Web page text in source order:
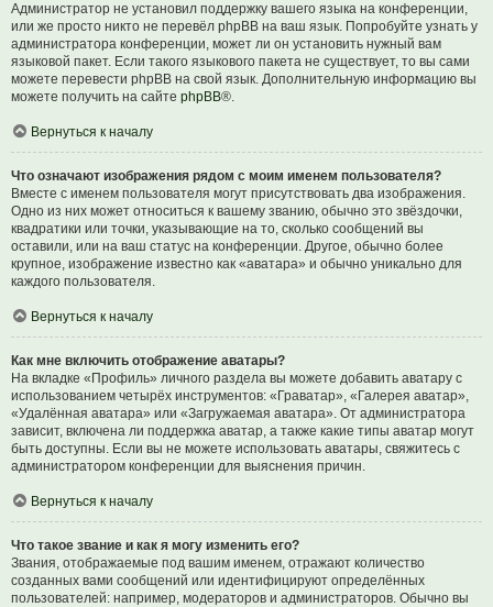
Администратор не установил поддержку вашего языка на конференции,
или же просто никто не перевёл phpBB на ваш язык. Попробуйте узнать у
администратора конференции, может ли он установить нужный вам
языковой пакет. Если такого языкового пакета не существует, то вы сами
можете перевести phpBB на свой язык. Дополнительную информацию вы
можете получить на сайте phpBB®.
Вернуться к началу
Что означают изображения рядом с моим именем пользователя?
Вместе с именем пользователя могут присутствовать два изображения.
Одно из них может относиться к вашему званию, обычно это звёздочки,
квадратики или точки, указывающие на то, сколько сообщений вы
оставили, или на ваш статус на конференции. Другое, обычно более
крупное, изображение известно как «аватара» и обычно уникально для
каждого пользователя.
Вернуться к началу
Как мне включить отображение аватары?
На вкладке «Профиль» личного раздела вы можете добавить аватару с
использованием четырёх инструментов: «Граватар», «Галерея аватар»,
«Удалённая аватара» или «Загружаемая аватара». От администратора
зависит, включена ли поддержка аватар, а также какие типы аватар могут
быть доступны. Если вы не можете использовать аватары, свяжитесь с
администратором конференции для выяснения причин.
Вернуться к началу
Что такое звание и как я могу изменить его?
Звания, отображаемые под вашим именем, отражают количество
созданных вами сообщений или идентифицируют определённых
пользователей: например, модераторов и администраторов. Обычно вы